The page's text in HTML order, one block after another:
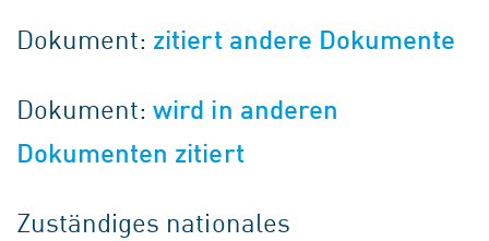
Dokument: zitiert andere Dokumente
Dokument:wird in anderen
Dokumenten zitiert
Zuständiges nationales